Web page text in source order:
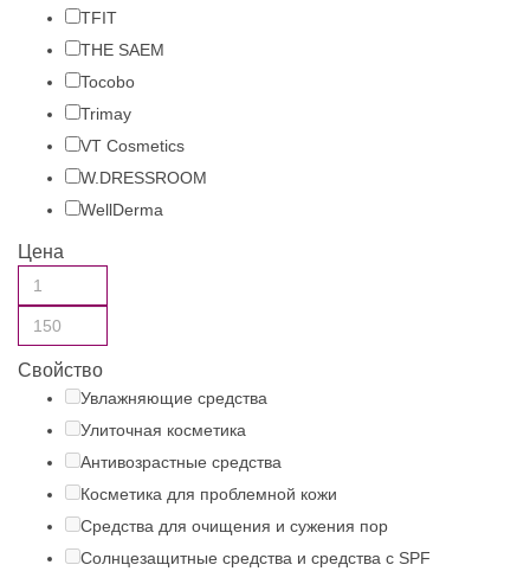
TFIT
THE SAEM
Tocobo
Trimay
VT Cosmetics
W.DRESSROOM
WellDerma
Цена
Свойство
Увлажняющие средства
Улиточная косметика
Антивозрастные средства
Косметика для проблемной кожи
Средства для очищения и сужения пор
Солнцезащитные средства и средства с SPF